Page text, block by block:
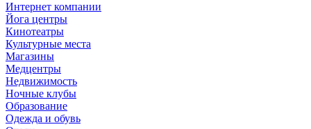
Интернет компании
Йога центры
Кинотеатры
Культурные места
Магазины
Медцентры
Недвижимость
Ночные клубы
Образование
Одежда и обувь